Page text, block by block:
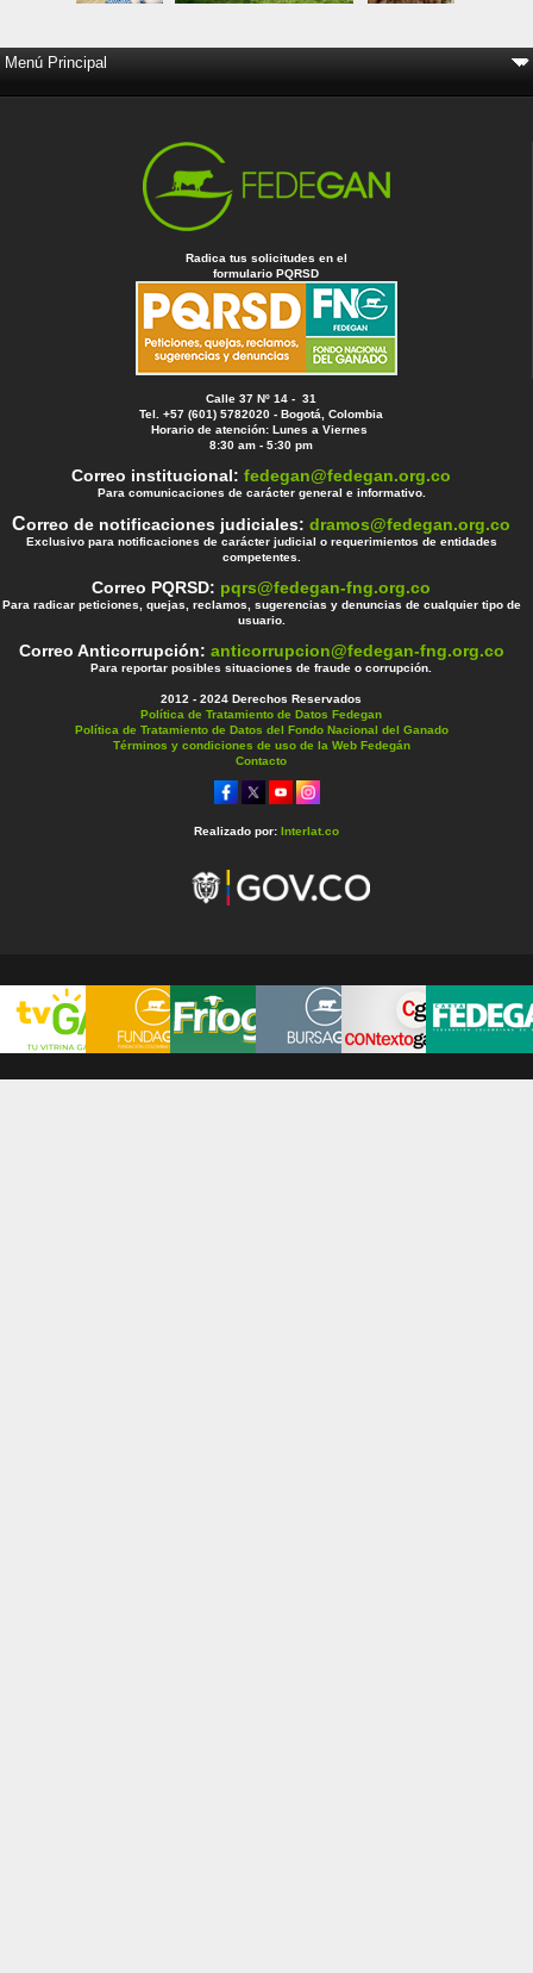
Radica tus solicitudes en el
formulario PQRSD
Calle 37 Nº 14 - 31
Tel. +57 (601) 5782020 - Bogotá, Colombia
Horario de atención: Lunes a Viernes
8:30 am - 5:30 pm
Correo institucional:fedegan@fedegan.org.co
Para comunicaciones de carácter general e informativo.
Correo de notificaciones judiciales:dramos@fedegan.org.co
Exclusivo para notificaciones de carácter judicial o requerimientos de entidades
competentes.
Correo PQRSD: pqrs@fedegan-fng.org.co
Para radicar peticiones, quejas, reclamos, sugerencias y denuncias de cualquier tipo de
usuario.
Correo Anticorrupción: anticorrupcion@fedegan-fng.org.co
Para reportar posibles situaciones de fraude o corrupción.
2012 - 2024 Derechos Reservados
Política de Tratamiento de Datos Fedegan
Política de Tratamiento de Datos del Fondo Nacional del Ganado
Términos y condiciones de uso de la Web Fedegán
Contacto
Realizado por: Interlat.co